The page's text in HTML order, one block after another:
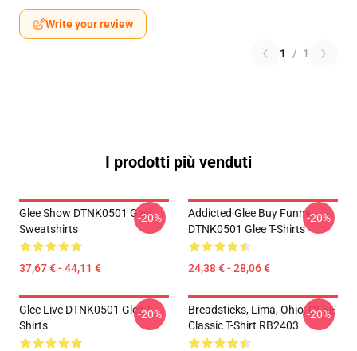
Write your review
1 / 1
I prodotti più venduti
Glee Show DTNK0501 Glee
Sweatshirts
37,67 € - 44,11 €
-20%
Addicted Glee Buy Funny
DTNK0501 Glee T-Shirts
24,38 € - 28,06 €
-20%
Glee Live DTNK0501 Glee T-
Shirts
-20%
Breadsticks, Lima, Ohio, GLEE
Classic T-Shirt RB2403
-20%